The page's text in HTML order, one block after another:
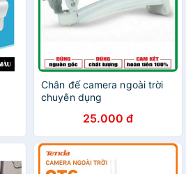
Chân đế camera ngoài trời
chuyên dụng
25.000 đ